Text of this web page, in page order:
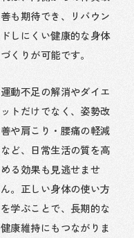
善も期待でき、リバウン
ドしにくい健康的な身体
づくりが可能です。
運動不足の解消やダイエ
ットだけでなく、姿勢改
善や肩こり・腰痛の軽減
など、日常生活の質を高
める効果も見逃せませ
ん。正しい身体の使い方
を学ぶことで、長期的な
健康維持にもつながりま